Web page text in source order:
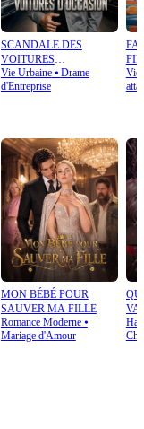
SCANDALE DES
VOITURES
D’OCCASION
Vie Urbaine⦁ Drame
d'Entreprise
Vie
MON BÉBÉ POUR
SAUVER MA FILLE
Romance Moderne⦁
Mariage d'Amour